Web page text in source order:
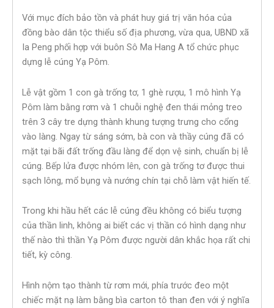
Với mục đích bảo tồn và phát huy giá trị văn hóa của
đồng bào dân tộc thiểu số địa phương, vừa qua, UBND xã
Ia Peng phối hợp với buôn Sô Ma Hang A tổ chức phục
dựng lễ cúng Yạ Pôm.
Lễ vật gồm 1 con gà trống tơ, 1 ghè rượu, 1 mô hình Yạ
Pôm làm bằng rơm và 1 chuỗi nghệ đen thái mỏng treo
trên 3 cây tre dựng thành khung tượng trưng cho cổng
vào làng. Ngay từ sáng sớm, bà con và thầy cúng đã có
mặt tại bãi đất trống đầu làng để dọn vệ sinh, chuẩn bị lễ
cúng. Bếp lửa được nhóm lên, con gà trống tơ được thui
sạch lông, mổ bụng và nướng chín tại chỗ làm vật hiến tế.
Trong khi hầu hết các lễ cúng đều không có biểu tượng
của thần linh, không ai biết các vị thần có hình dạng như
thế nào thì thần Yạ Pôm được người dân khắc họa rất chi
tiết, kỳ công.
Hình nộm tạo thành từ rơm mới, phía trước đeo một
chiếc mặt nạ làm bằng bìa carton tô than đen với ý nghĩa